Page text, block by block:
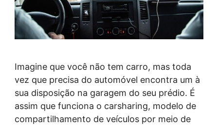
Imagine que você não tem carro, mas toda
vez que precisa do automóvel encontra um à
sua disposição na garagem do seu prédio. É
assim que funciona o carsharing, modelo de
compartilhamento de veículos por meio de